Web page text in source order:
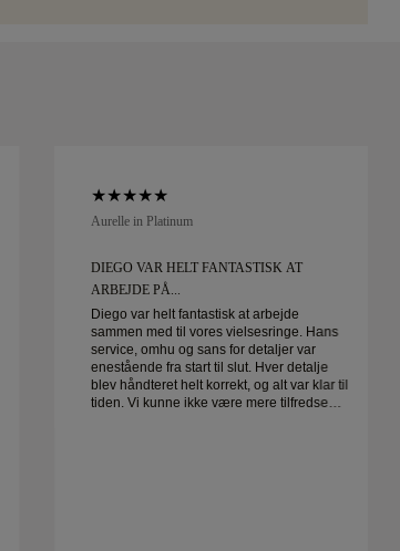
Aurelle in Platinum
DIEGO VAR HELT FANTASTISK AT
ARBEJDE PÅ...
Diego var helt fantastisk at arbejde
sammen med til vores vielsesringe. Hans
service, omhu og sans for detaljer var
enestående fra start til slut. Hver detalje
blev håndteret helt korrekt, og alt var klar til
tiden. Vi kunne ikke være mere tilfredse